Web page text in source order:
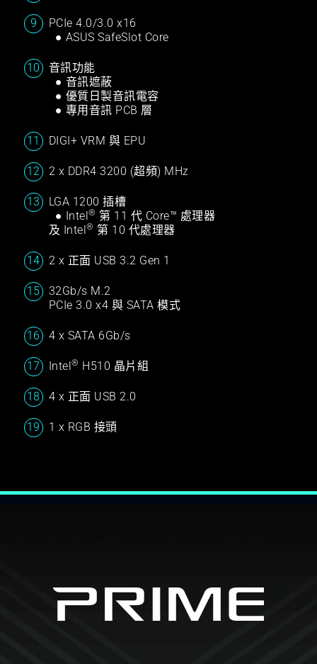
PCIe 4.0/3.0 x16
● ASUS SafeSlot Core
音訊功能
● 音訊遮蔽
● 優質日製音訊電容
● 專用音訊 PCB 層
DIGI+ VRM 與 EPU
2 x DDR4 3200 (超頻) MHz
LGA 1200 插槽
● Intel® 第 11 代 Core™ 處理器
及 Intel® 第 10 代處理器
2 x 正面 USB 3.2 Gen 1
32Gb/s M.2
PCIe 3.0 x4 與 SATA 模式
4 x SATA 6Gb/s
Intel® H510 晶片組
4 x 正面 USB 2.0
1 x RGB 接頭